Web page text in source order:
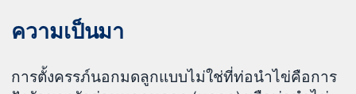
ความเป็นมา
การตั้งครรภ์นอกมดลูกแบบไม่ใช่ที่ท่อนำไข่คือการ